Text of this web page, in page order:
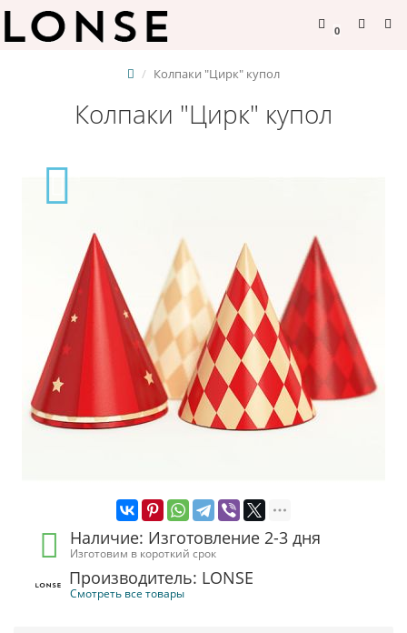
0
Колпаки "Цирк" купол
Колпаки "Цирк" купол
Наличие: Изготовление 2-3 дня
Изготовим в короткий срок
Производитель: LONSE
Смотреть все товары